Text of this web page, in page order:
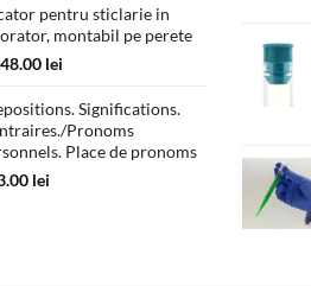
180.00 lei
până
pentru sticlarie in
montabil pe perete
lei
Significations.
Pronoms
Place de pronoms
lei